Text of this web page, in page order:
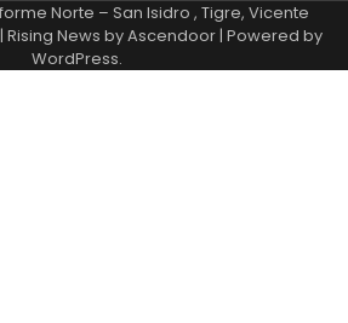
Norte – San Isidro , Tigre, Vicente
| Rising News byAscendoor| Powered by
WordPress.